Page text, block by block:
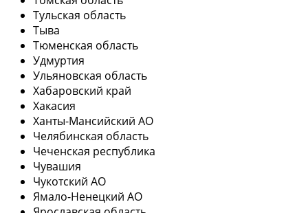
Тульская область
Тыва
Тюменская область
Удмуртия
Ульяновская область
Хабаровский край
Хакасия
Ханты-Мансийский АО
Челябинская область
Чеченская республика
Чувашия
Чукотский АО
Ямало-Ненецкий АО